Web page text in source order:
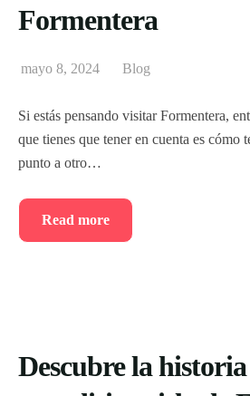
Formentera
mayo 8, 2024 Blog
Si estás pensando visitar Formentera,
que tienes que tener en cuenta es cómo
punto a otro…
Read more
Descubre la